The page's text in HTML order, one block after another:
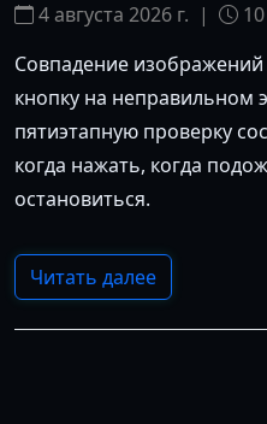
4 августа 2026 г. | 10
Совпадение
кнопку на неправильном
пятиэтапную проверку
когда нажать, когда
остановиться.
Читать далее